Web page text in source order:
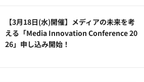
【3月18日(水)開催】メディアの未来を考
える「Media Innovation Conference 20
26」申し込み開始！